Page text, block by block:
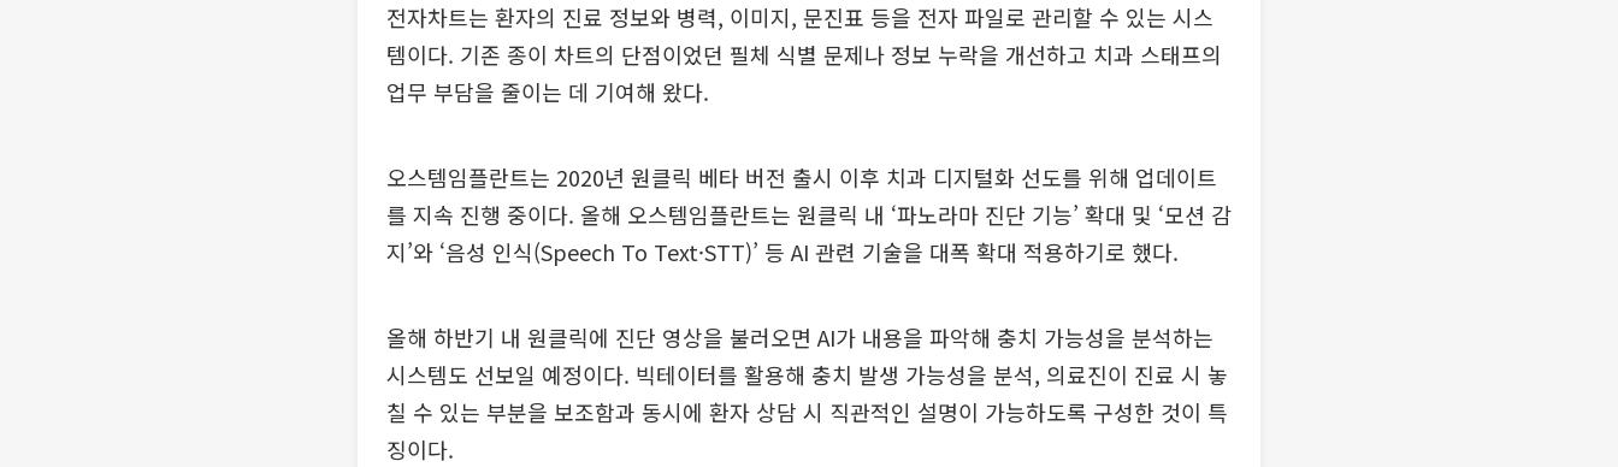
전자차트는 환자의 진료 정보와 병력, 이미지, 문진표 등을 전자 파일로 관리할 수 있는 시스
템이다. 기존 종이 차트의 단점이었던 필체 식별 문제나 정보 누락을 개선하고 치과 스태프의
업무 부담을 줄이는 데 기여해 왔다.
오스템임플란트는 2020년 원클릭 베타 버전 출시 이후 치과 디지털화 선도를 위해 업데이트
를 지속 진행 중이다. 올해 오스템임플란트는 원클릭 내 ‘파노라마 진단 기능’ 확대 및 ‘모션 감
지’와 ‘음성 인식(Speech To Text·STT)’ 등 AI 관련 기술을 대폭 확대 적용하기로 했다.
올해 하반기 내 원클릭에 진단 영상을 불러오면 AI가 내용을 파악해 충치 가능성을 분석하는
시스템도 선보일 예정이다. 빅테이터를 활용해 충치 발생 가능성을 분석, 의료진이 진료 시 놓
칠 수 있는 부분을 보조함과 동시에 환자 상담 시 직관적인 설명이 가능하도록 구성한 것이 특
징이다.